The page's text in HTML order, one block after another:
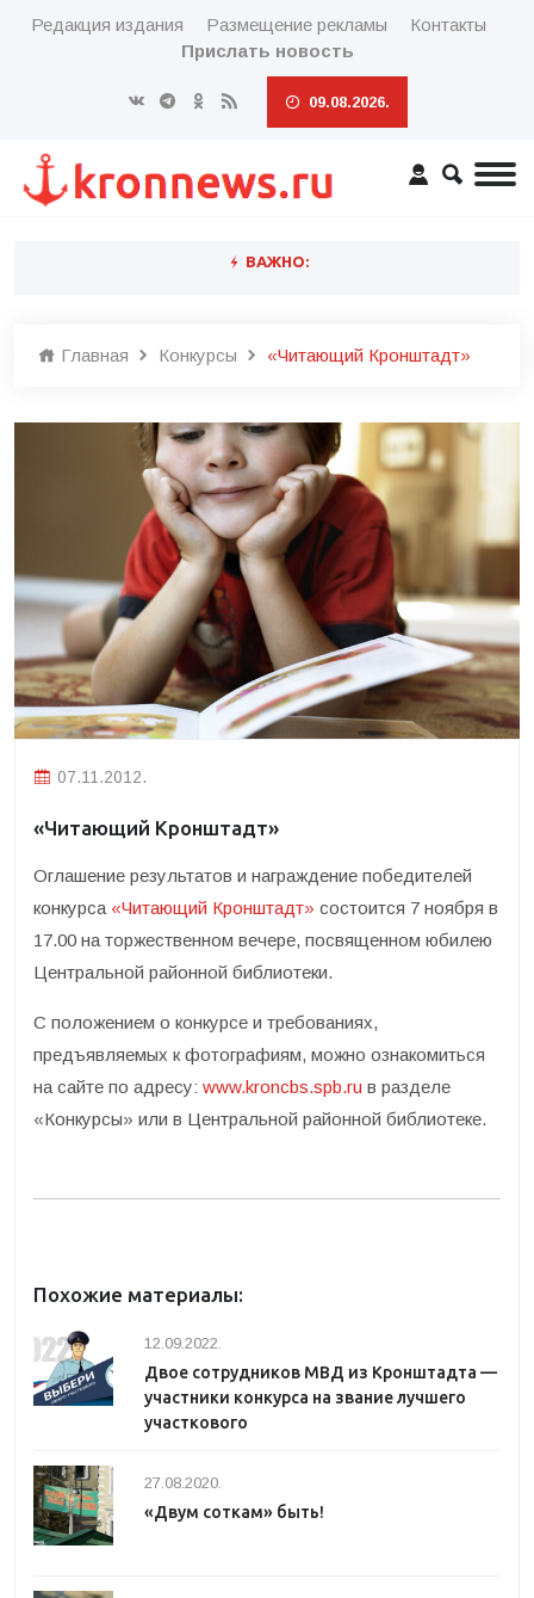
Редакция издания Размещение рекламы
Контакты
Прислать новость
09.08.2026.
ВАЖНО:
Главная Конкурсы «Читающий Кронштадт»
07.11.2012.
«Читающий Кронштадт»
Оглашение результатов и награждение победителей
конкурса «Читающий Кронштадт» состоится 7 ноября в
17.00 на торжественном вечере, посвященном юбилею
Центральной районной библиотеки.
С положением о конкурсе и требованиях,
предъявляемых к фотографиям, можно ознакомиться
на сайте по адресу: www.kroncbs.spb.ru в разделе
«Конкурсы» или в Центральной районной библиотеке.
Похожие материалы:
12.09.2022.
Двое сотрудников МВД из Кронштадта —
участники конкурса на звание лучшего
участкового
27.08.2020.
«Двум соткам» быть!